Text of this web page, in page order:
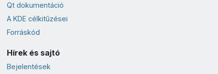
Qt dokumentáció
A KDE célkitűzései
Forráskód
Hírek és sajtó
Bejelentések